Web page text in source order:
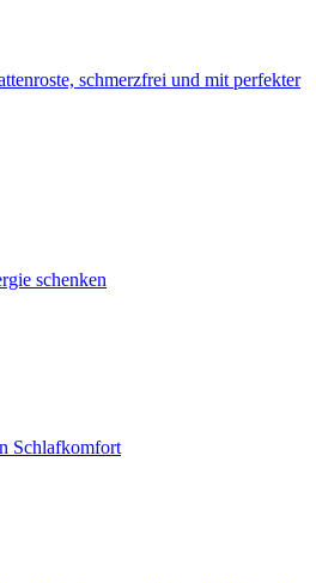
schmerzfrei und mit perfekter
schenken
Schlafkomfort